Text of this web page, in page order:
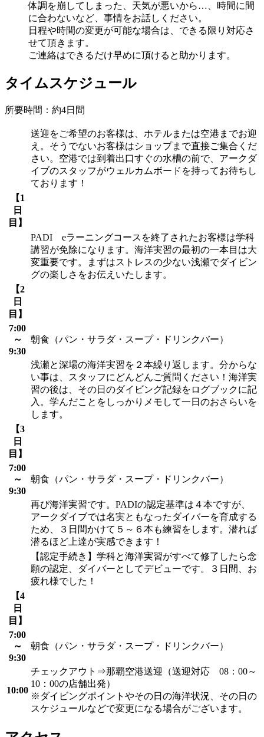
体調を崩してしまった、天気が悪いから…、時間に間
に合わないなど、事情をお話しください。
日程や時間の変更が可能な場合は、できる限り対応さ
せて頂きます。
ご連絡はできるだけ早めに頂けると助かります。
タイムスケジュール
所要時間：約4日間
送迎をご希望のお客様は、ホテルまたは空港までお迎
え。そうでないお客様はショップまで直接ご集合くだ
さい。空港では到着出口すぐの水槽の前で、アークダ
イブのスタッフがウェルカムボードを持ってお待ちし
ております！
【1
日
目】
PADI eラーニングコースを終了されたお客様は学科
講習が免除になります。海洋実習の最初の一本目は大
変重要です。まずはストレスの少ない浅瀬でダイビン
グの楽しさをお伝えいたします。
【2
日
目】
7:00
～
9:30
朝食（パン・サラダ・スープ・ドリンクバー）
浅瀬と深場の海洋実習を２本繰り返します。分からな
い事は、スタッフにどんどんご質問ください！海洋実
習の後は、その日のダイビング記録をログブックに記
入。学んだことをしっかりメモして一日のおさらいを
します。
【3
日
目】
7:00
～
9:30
朝食（パン・サラダ・スープ・ドリンクバー）
再び海洋実習です。PADIの認定基準は４本ですが、
アークダイブでは名実ともなったダイバーを育成する
ため、３日間かけて５～６本も練習をします。潜れば
潜るほど上達が実感できます！
【認定手続き】学科と海洋実習がすべて修了したら念
願の認定、ダイバーとしてデビューです。３日間、お
疲れ様でした！
【4
日
目】
7:00
～
9:30
朝食（パン・サラダ・スープ・ドリンクバー）
10:00
チェックアウト⇒那覇空港送迎（送迎対応 08：00～
10：00の店舗出発）
※ダイビングポイントやその日の海洋状況、その日の
スケジュールなどで変更になる場合がございます。